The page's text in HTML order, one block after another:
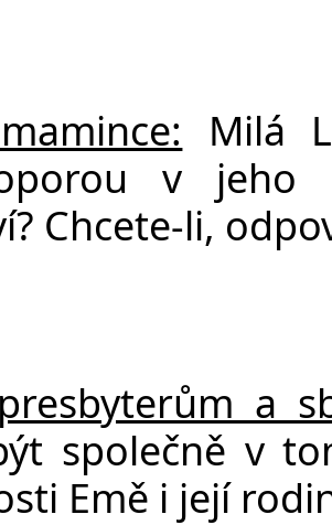
Milá
v jeho
Chcete-li,
a
společně v
Emě i její